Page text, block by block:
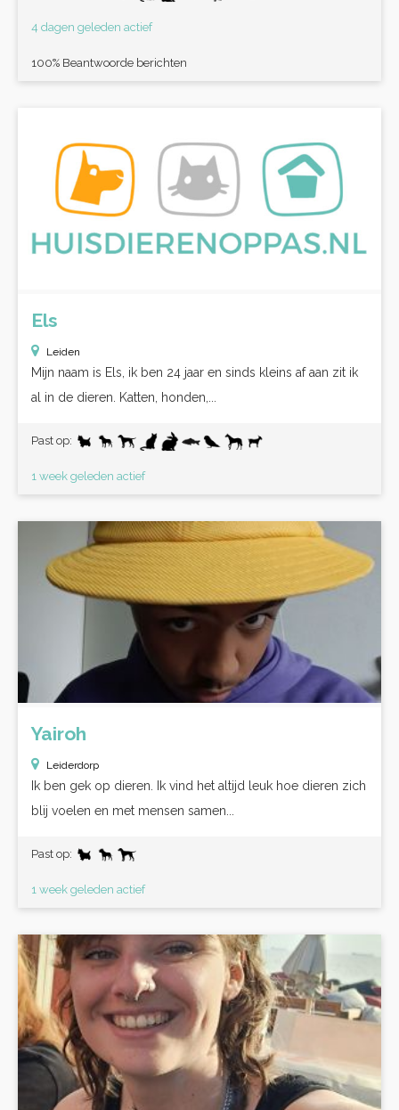
4 dagen geleden actief
100% Beantwoorde berichten
Els
Leiden
Mijn naam is Els, ik ben 24 jaar en sinds kleins af aan zit ik
al in de dieren. Katten, honden,...
Past op:
1 week geleden actief
Yairoh
Leiderdorp
Ik ben gek op dieren. Ik vind het altijd leuk hoe dieren zich
blij voelen en met mensen samen...
Past op:
1 week geleden actief